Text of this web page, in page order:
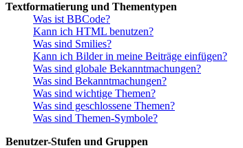
Textformatierung und Thementypen
Was ist BBCode?
Kann ich HTML benutzen?
Was sind Smilies?
Kann ich Bilder in meine Beiträge einfügen?
Was sind globale Bekanntmachungen?
Was sind Bekanntmachungen?
Was sind wichtige Themen?
Was sind geschlossene Themen?
Was sind Themen-Symbole?
Benutzer-Stufen und Gruppen